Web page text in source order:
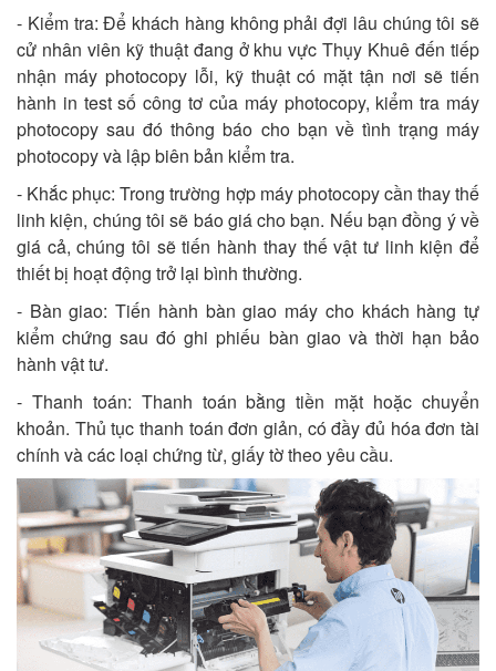
- Kiểm tra: Để khách hàng không phải đợi lâu chúng tôi sẽ
cử nhân viên kỹ thuật đang ở khu vực Thụy Khuê đến tiếp
nhận máy photocopy lỗi, kỹ thuật có mặt tận nơi sẽ tiến
hành in test số công tơ của máy photocopy, kiểm tra máy
photocopy sau đó thông báo cho bạn về tình trạng máy
photocopy và lập biên bản kiểm tra.
- Khắc phục: Trong trường hợp máy photocopy cần thay thế
linh kiện, chúng tôi sẽ báo giá cho bạn. Nếu bạn đồng ý về
giá cả, chúng tôi sẽ tiến hành thay thế vật tư linh kiện để
thiết bị hoạt động trở lại bình thường.
- Bàn giao: Tiến hành bàn giao máy cho khách hàng tự
kiểm chứng sau đó ghi phiếu bàn giao và thời hạn bảo
hành vật tư.
- Thanh toán: Thanh toán bằng tiền mặt hoặc chuyển
khoản. Thủ tục thanh toán đơn giản, có đầy đủ hóa đơn tài
chính và các loại chứng từ, giấy tờ theo yêu cầu.